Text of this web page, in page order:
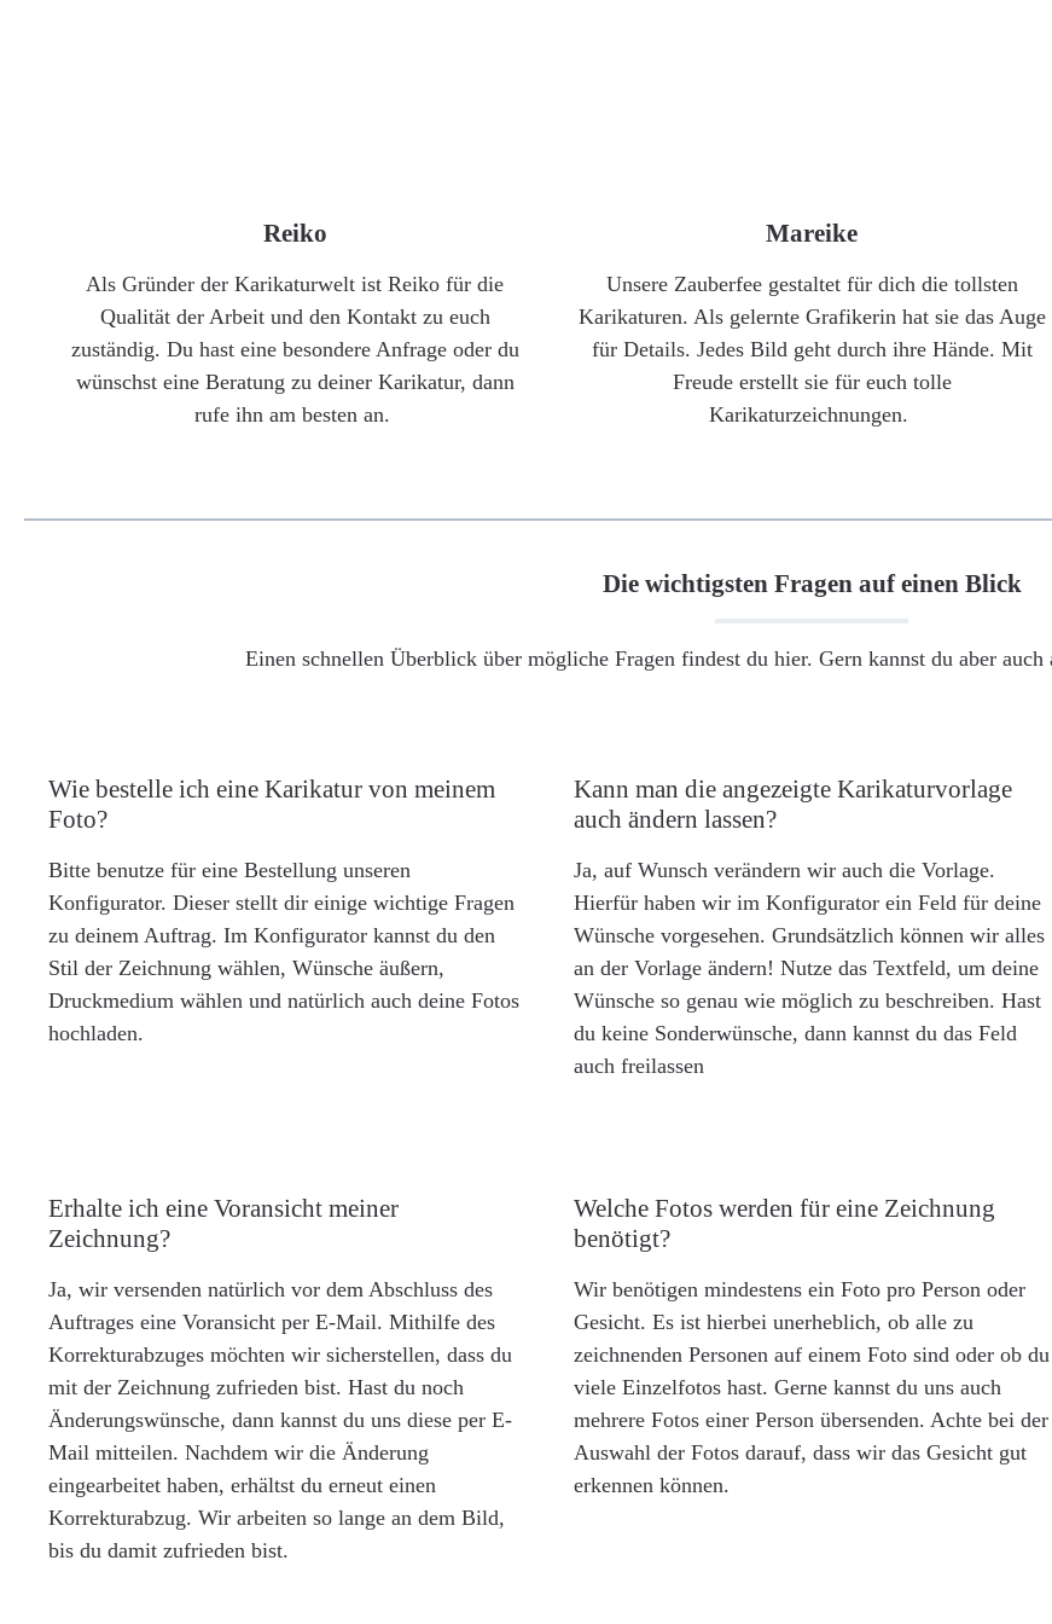
Reiko
Als Gründer der Karikaturwelt ist Reiko für die
Qualität der Arbeit und den Kontakt zu euch
zuständig. Du hast eine besondere Anfrage oder du
wünschst eine Beratung zu deiner Karikatur, dann
rufe ihn am besten an.
Mareike
Unsere Zauberfee gestaltet für dich die tollsten
Karikaturen. Als gelernte Grafikerin hat sie das Auge
für Details. Jedes Bild geht durch ihre Hände. Mit
Freude erstellt sie für euch tolle
Karikaturzeichnungen.
Die wichtigsten Fragen auf einen Blick
Einen schnellen Überblick über mögliche Fragen findest du hier. Gern kannst du aber
Wie bestelle ich eine Karikatur von meinem
Foto?
Bitte benutze für eine Bestellung unseren
Konfigurator. Dieser stellt dir einige wichtige Fragen
zu deinem Auftrag. Im Konfigurator kannst du den
Stil der Zeichnung wählen, Wünsche äußern,
Druckmedium wählen und natürlich auch deine Fotos
hochladen.
Kann man die angezeigte Karikaturvorlage
auch ändern lassen?
Ja, auf Wunsch verändern wir auch die Vorlage.
Hierfür haben wir im Konfigurator ein Feld für deine
Wünsche vorgesehen. Grundsätzlich können wir alles
an der Vorlage ändern! Nutze das Textfeld, um deine
Wünsche so genau wie möglich zu beschreiben. Hast
du keine Sonderwünsche, dann kannst du das Feld
auch freilassen
Erhalte ich eine Voransicht meiner
Zeichnung?
Ja, wir versenden natürlich vor dem Abschluss des
Auftrages eine Voransicht per E-Mail. Mithilfe des
Korrekturabzuges möchten wir sicherstellen, dass du
mit der Zeichnung zufrieden bist. Hast du noch
Änderungswünsche, dann kannst du uns diese per E-
Mail mitteilen. Nachdem wir die Änderung
eingearbeitet haben, erhältst du erneut einen
Korrekturabzug. Wir arbeiten so lange an dem Bild,
bis du damit zufrieden bist.
Welche Fotos werden für eine Zeichnung
benötigt?
Wir benötigen mindestens ein Foto pro Person oder
Gesicht. Es ist hierbei unerheblich, ob alle zu
zeichnenden Personen auf einem Foto sind oder ob du
viele Einzelfotos hast. Gerne kannst du uns auch
mehrere Fotos einer Person übersenden. Achte bei der
Auswahl der Fotos darauf, dass wir das Gesicht gut
erkennen können.